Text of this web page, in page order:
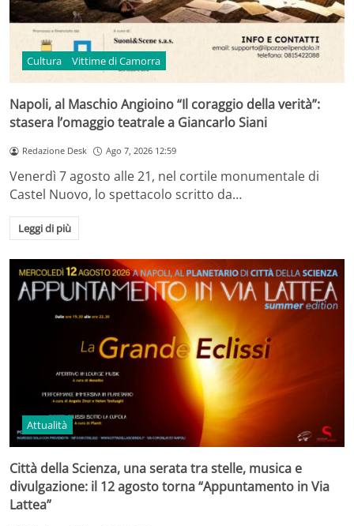
Cultura Vittime di Camorra
Napoli, al Maschio Angioino “Il coraggio della verità”:
stasera l’omaggio teatrale a Giancarlo Siani
Redazione Desk Ago 7, 2026 12:59
Venerdì 7 agosto alle 21, nel cortile monumentale di
Castel Nuovo, lo spettacolo scritto da…
Leggi di più
Attualità
Città della Scienza, una serata tra stelle, musica e
divulgazione: il 12 agosto torna “Appuntamento in Via
Lattea”